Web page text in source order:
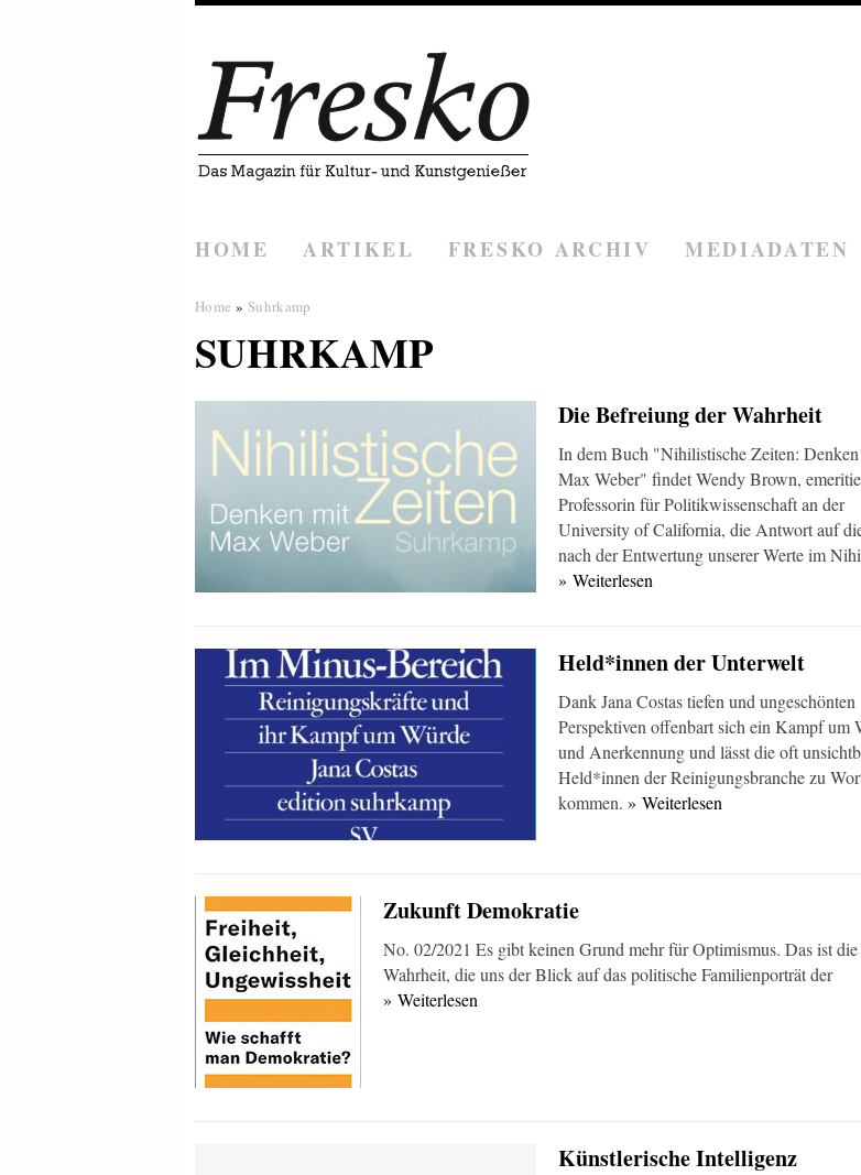
HOME ARTIKEL FRESKO ARCHIV MEDIADATEN
Home » Suhrkamp
SUHRKAMP
Die Befreiung der Wahrheit
In dem Buch "Nihilistische Zeiten:
Max Weber" findet Wendy Brown,
Professorin für Politikwissenschaft an der
University of California, die Antwort auf
nach der Entwertung unserer Werte im
» Weiterlesen
Held*innen der Unterwelt
Dank Jana Costas tiefen und ungeschönten
Perspektiven offenbart sich ein Kampf um
und Anerkennung und lässt die oft
Held*innen der Reinigungsbranche zu
kommen. » Weiterlesen
Zukunft Demokratie
No. 02/2021 Es gibt keinen Grund mehr für Optimismus. Das ist
Wahrheit, die uns der Blick auf das politische Familienporträt der
» Weiterlesen
Künstlerische Intelligenz